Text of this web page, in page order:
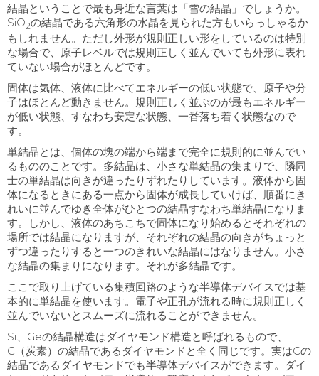
結晶ということで最も身近な言葉は「雪の結晶」でしょうか。
SiO2の結晶である六角形の水晶を見られた方もいらっしゃるか
もしれません。ただし外形が規則正しい形をしているのは特別
な場合で、原子レベルでは規則正しく並んでいても外形に表れ
ていない場合がほとんどです。
固体は気体、液体に比べてエネルギーの低い状態で、原子や分
子はほとんど動きません。規則正しく並ぶのが最もエネルギー
が低い状態、すなわち安定な状態、一番落ち着く状態なので
す。
単結晶とは、個体の塊の端から端まで完全に規則的に並んでい
るもののことです。多結晶は、小さな単結晶の集まりで、隣同
士の単結晶は向きが違ったりずれたりしています。液体から固
体になるときにある一点から固体が成長していけば、順番にき
れいに並んでゆき全体がひとつの結晶すなわち単結晶になりま
す。しかし、液体のあちこちで固体になり始めるとそれぞれの
場所では結晶になりますが、それぞれの結晶の向きがちょっと
ずつ違ったりすると一つのきれいな結晶にはなりません。小さ
な結晶の集まりになります。それが多結晶です。
ここで取り上げている集積回路のような半導体デバイスでは基
本的に単結晶を使います。電子や正孔が流れる時に規則正しく
並んでいないとスムーズに流れることができません。
Si、 Geの結晶構造はダイヤモンド構造と呼ばれるもので、
C （炭素）の結晶であるダイヤモンドと全く同じです。実はCの
結晶であるダイヤモンドでも半導体デバイスができます。ダイ